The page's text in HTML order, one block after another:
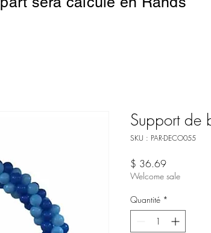
Support de
SKU : PAR-DECO055
$ 36.69Prix
Welcome sale
Quantité *